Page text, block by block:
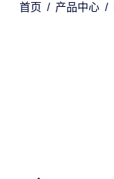
首页 产品中心